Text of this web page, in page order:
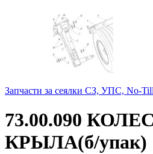
Запчасти за сеялки СЗ, УПС, No-
73.00.090
КРЫЛА(б/упак)